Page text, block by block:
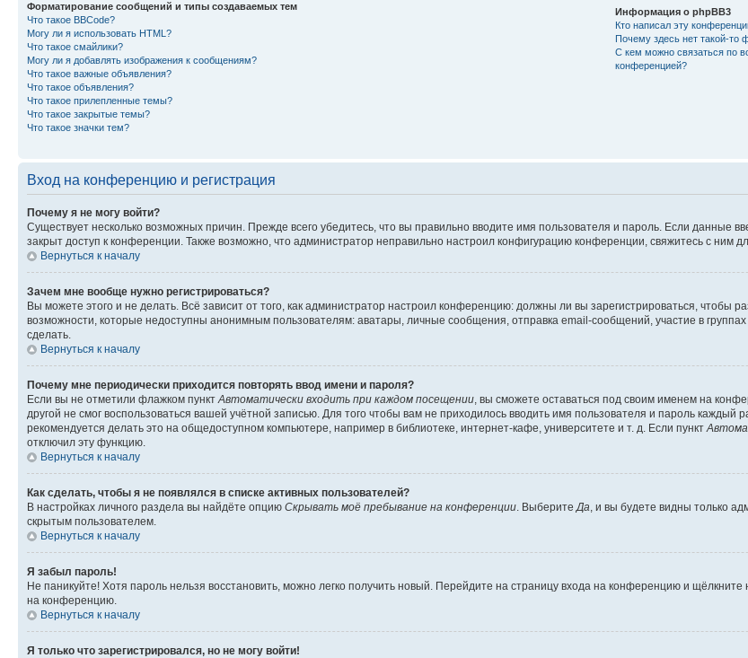
Форматирование сообщений и типы создаваемых тем
Что такое BBCode?
Могу ли я использовать HTML?
Что такое смайлики?
Могу ли я добавлять изображения к сообщениям?
Что такое важные объявления?
Что такое объявления?
Что такое прилепленные темы?
Что такое закрытые темы?
Что такое значки тем?
Информация о phpBB3
Кто написал эту
Почему здесь нет такой-то
С кем можно связаться по
конференцией?
Вход на конференцию и регистрация
Почему я не могу войти?
Существует несколько возможных причин. Прежде всего убедитесь, что вы правильно вводите имя пользователя и пароль. Если данные
закрыт доступ к конференции. Также возможно, что администратор неправильно настроил конфигурацию конференции, свяжитесь с ним
Вернуться к началу
Зачем мне вообще нужно регистрироваться?
Вы можете этого и не делать. Всё зависит от того, как администратор настроил конференцию: должны ли вы зарегистрироваться,
возможности, которые недоступны анонимным пользователям: аватары, личные сообщения, отправка email-сообщений, участие в
сделать.
Вернуться к началу
Почему мне периодически приходится повторять ввод имени и пароля?
Если вы не отметили флажком пунктАвтоматически входить при каждом посещении, вы сможете оставаться под своим именем на
другой не смог воспользоваться вашей учётной записью. Для того чтобы вам не приходилось вводить имя пользователя и пароль
рекомендуется делать это на общедоступном компьютере, например в библиотеке, интернет-кафе, университете и т. д. Если пункт
отключил эту функцию.
Вернуться к началу
Как сделать, чтобы я не появлялся в списке активных пользователей?
В настройках личного раздела вы найдёте опцию Скрывать моё пребывание на конференции. ВыберитеДа, и вы будете видны только
скрытым пользователем.
Вернуться к началу
Я забыл пароль!
Не паникуйте! Хотя пароль нельзя восстановить, можно легко получить новый. Перейдите на страницу входа на конференцию и щёлкните
на конференцию.
Вернуться к началу
Я только что зарегистрировался, но не могу войти!